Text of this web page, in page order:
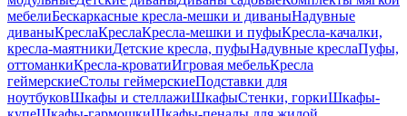
мебелиБескаркасные кресла-мешки и диваныНадувные
диваныКреслаКреслаКресла-мешки и пуфыКресла-качалки,
кресла-маятникиДетские кресла, пуфыНадувные креслаПуфы,
оттоманкиКресла-кроватиИгровая мебельКресла
геймерскиеСтолы геймерскиеПодставки для
ноутбуковШкафы и стеллажиШкафыСтенки, горкиШкафы-